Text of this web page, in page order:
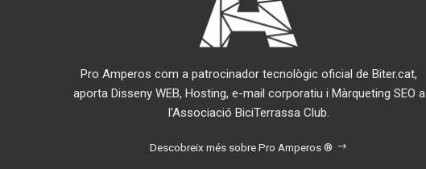
Pro Amperos com a patrocinador tecnològic oficial de Biter.cat,
aporta Disseny WEB, Hosting, e-mail corporatiu i Màrqueting SEO a
l'Associació BiciTerrassa Club.
Descobreix més sobre Pro Amperos ®